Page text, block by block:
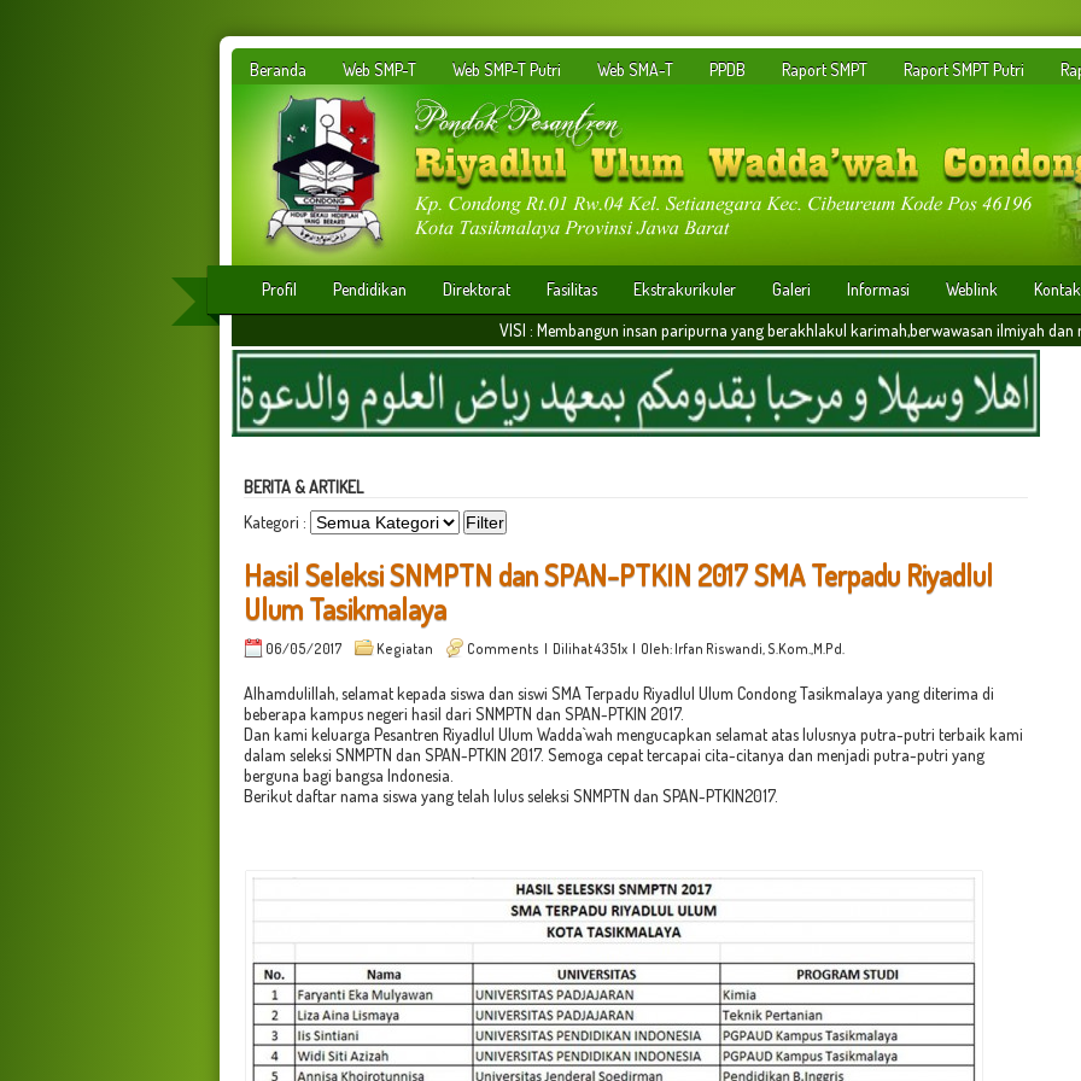
Beranda Web SMP-T Web SMP-T Putri Web SMA-T PPDB Raport SMPT Raport SMPT Putri
Profil Pendidikan Direktorat Fasilitas Ekstrakurikuler Galeri Informasi Weblink
VISI : Membangun insan paripurna yang berakhlakul karimah,berwawasan ilmiyah dan memiliki daya
BERITA & ARTIKEL
Kategori :
Hasil Seleksi SNMPTN dan SPAN-PTKIN 2017 SMA Terpadu Riyadlul
Ulum Tasikmalaya
06/05/2017 Kegiatan Comments | Dilihat 4351x | Oleh: Irfan Riswandi, S.Kom.,M.Pd.
Alhamdulillah, selamat kepada siswa dan siswi SMA Terpadu Riyadlul Ulum Condong Tasikmalaya yang diterima di
beberapa kampus negeri hasil dari SNMPTN dan SPAN-PTKIN 2017.
Dan kami keluarga Pesantren Riyadlul Ulum Wadda`wah mengucapkan selamat atas lulusnya putra-putri terbaik kami
dalam seleksi SNMPTN dan SPAN-PTKIN 2017. Semoga cepat tercapai cita-citanya dan menjadi putra-putri yang
berguna bagi bangsa Indonesia.
Berikut daftar nama siswa yang telah lulus seleksi SNMPTN dan SPAN-PTKIN2017.